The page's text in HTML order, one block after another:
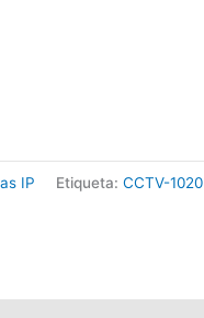
IP Etiqueta: CCTV-1020